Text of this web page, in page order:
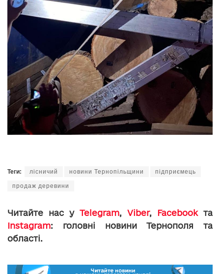
Теги: лісничий новини Тернопільщини підприємець
продаж деревини
Читайте нас у Telegram, Viber, Facebookта
Instagram: головні новини Тернополя та
області.